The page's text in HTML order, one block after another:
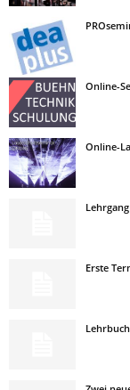
Online-
Online-
Erste